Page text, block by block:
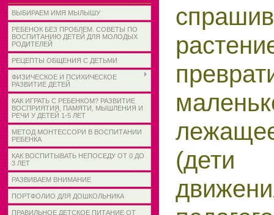
ВЫБИРАЕМ ИМЯ МЫЛЫШУ
РЕБЕНОК БЕЗ ПРОБЛЕМ. СОВЕТЫ ПО
ВОСПИТАНИЮ ДЕТЕЙ ДЛЯ МОЛОДЫХ
РОДИТЕЛЕЙ
РЕЦЕПТЫ ОБЩЕНИЯ С ДЕТЬМИ
ФИЗИЧЕСКОЕ И ПСИХИЧЕСКОЕ
РАЗВИТИЕ ДЕТЕЙ
КАК ИГРАТЬ С РЕБЕНКОМ? РАЗВИТИЕ
ВОСПРИЯТИЯ, ПАМЯТИ, МЫШЛЕНИЯ И
РЕЧИ У ДЕТЕЙ 1-5 ЛЕТ
МЕТОД МОНТЕССОРИ В ВОСПИТАНИИ
РЕБЕНКА
КАК ВОСПИТЫВАТЬ НЕПОСЕДУ ОТ 0 ДО
3 ЛЕТ
РАЗВИВАЕМ ВНИМАНИЕ
ПОРТФОЛИО ДЛЯ ДОШКОЛЬНИКА
ПРАВИЛЬНОЕ ДЕТСКОЕ ПИТАНИЕ ОТ
(дети